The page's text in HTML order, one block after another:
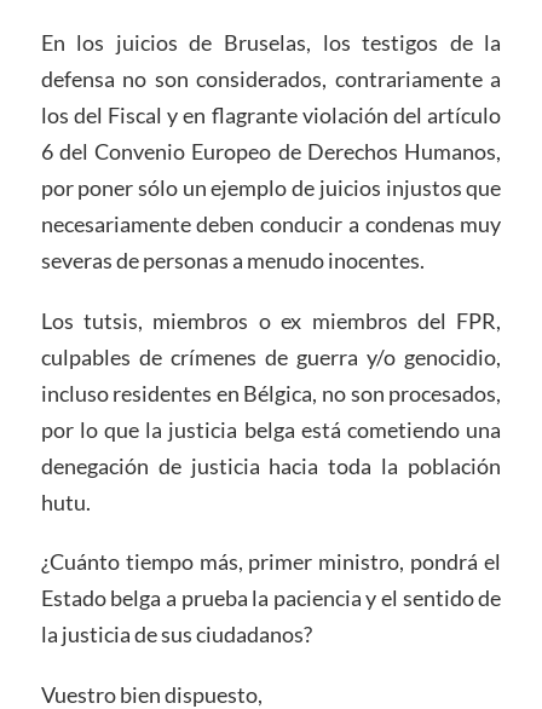
En los juicios de Bruselas, los testigos de la
defensa no son considerados, contrariamente a
los del Fiscal y en flagrante violación del artículo
6 del Convenio Europeo de Derechos Humanos,
por poner sólo un ejemplo de juicios injustos que
necesariamente deben conducir a condenas muy
severas de personas a menudo inocentes.
Los tutsis, miembros o ex miembros del FPR,
culpables de crímenes de guerra y/o genocidio,
incluso residentes en Bélgica, no son procesados,
por lo que la justicia belga está cometiendo una
denegación de justicia hacia toda la población
hutu.
¿Cuánto tiempo más, primer ministro, pondrá el
Estado belga a prueba la paciencia y el sentido de
la justicia de sus ciudadanos?
Vuestro bien dispuesto,